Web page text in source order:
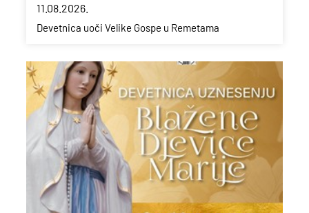
11.08.2026.
Devetnica uoči Velike Gospe u Remetama